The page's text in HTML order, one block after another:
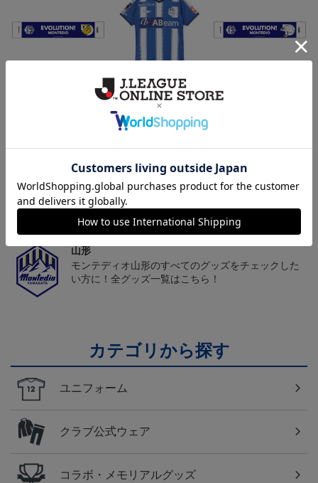
モンテディオ山形 ピカ
26/27オーセンティックユ
ニフォーム半袖（FP1st）
18,700円～23,760円
モンテディオ山形 ツン
ベアー タオルマフラー
2,500円
山形
チームマスコット「ディーオ」グッズは、サポータ
ーやファン必見！
山形
モンテディオ山形のすべてのグッズをチェックした
い方に！全グッズ一覧はこちら！
カテゴリから探す
ユニフォーム
クラブ公式ウェア
コラボ・メモリアルグッズ